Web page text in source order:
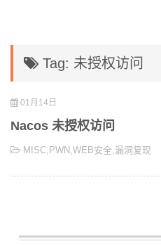
Tag: 未授权访问
01月14日
Nacos 未授权访问
MISC, PWN ,WEB安全,漏洞复现